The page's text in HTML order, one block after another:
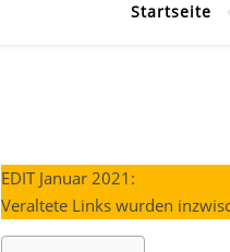
Startseite
EDIT Januar 2021:
Veraltete Links wurden